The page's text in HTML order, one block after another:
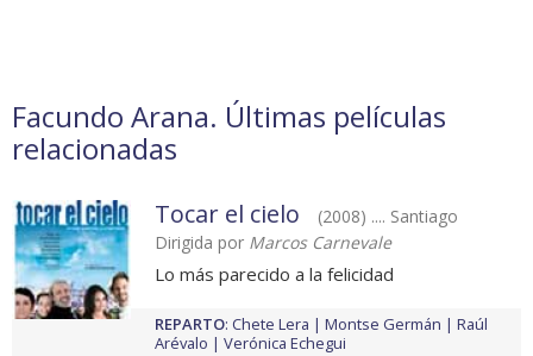
Facundo Arana. Últimas películas
relacionadas
Tocar el cielo
(2008) .... Santiago
Dirigida por Marcos Carnevale
Lo más parecido a la felicidad
REPARTO: Chete Lera Montse Germán
Raúl
Arévalo
Verónica Echegui